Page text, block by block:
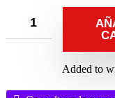
Added to